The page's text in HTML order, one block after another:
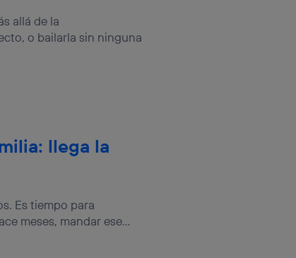
allá de la
o bailarla sin ninguna
llega la
Es tiempo para
meses, mandar ese...
que